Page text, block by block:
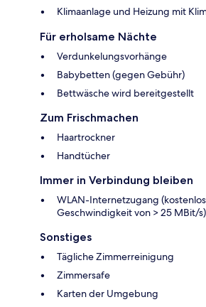
Klimaanlage und Heizung mit
Für erholsame Nächte
Verdunkelungsvorhänge
Babybetten (gegen Gebühr)
Bettwäsche wird bereitgestellt
Zum Frischmachen
Haartrockner
Handtücher
Immer in Verbindung bleiben
WLAN-Internetzugang
Geschwindigkeit von > 25 MBit/s)
Sonstiges
Tägliche Zimmerreinigung
Zimmersafe
Karten der Umgebung